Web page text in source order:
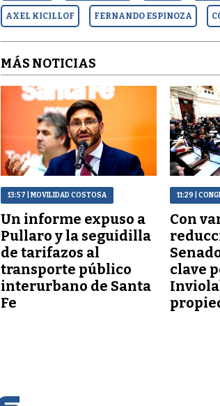
AXEL KICILLOF FERNANDO ESPINOZA
MÁS NOTICIAS
13:57 | MOVILIDAD COSTOSA
Un informe expuso a
Pullaro y la seguidilla
de tarifazos al
transporte público
interurbano de Santa
Fe
11:29 |
Con
clave